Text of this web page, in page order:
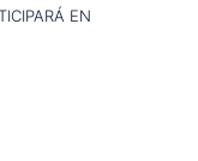
EN